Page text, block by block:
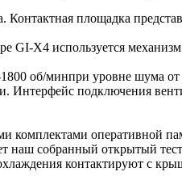
площадка
GI-X4 используется
1800 об/минпри уровне шума
Интерфейс подключения
комплектами оперативной
наш собранный открытый
контактируют с